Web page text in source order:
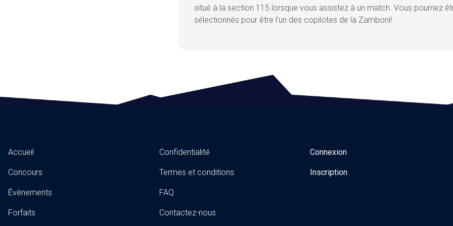
situé à la section 115 lorsque vous assistez à un match. Vous pourriez
sélectionnés pour être l'un des copilotes de la Zamboni!
Accueil
Concours
Évènements
Forfaits
Confidentialité
Termes et conditions
FAQ
Contactez-nous
Connexion
Inscription